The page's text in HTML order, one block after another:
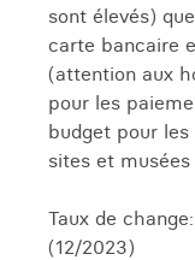
sont élevés)
carte bancaire
(attention aux
pour les
budget pour les
sites et
Taux de
(12/2023)